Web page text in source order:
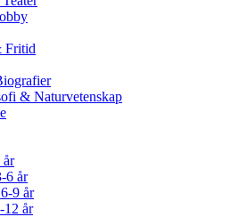
Fritid
& Naturvetenskap
år
6 år
9 år
12 år